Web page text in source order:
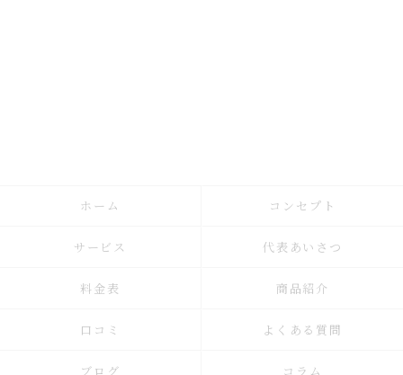
ホーム コンセプト
サービス 代表あいさつ
料金表 商品紹介
口コミ よくある質問
ブログ コラム